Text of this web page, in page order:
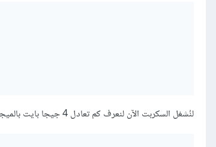
لنُشغل السكربت الآن لنعرف كم تعادل 4 جيجا بايت بالميجا بايت: